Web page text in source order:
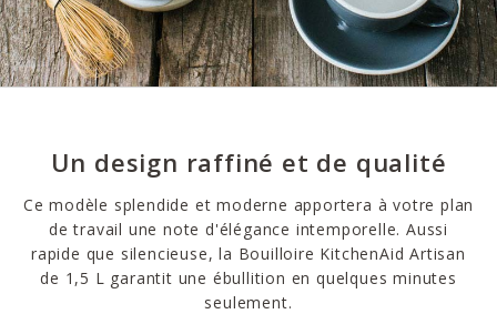
Un design raffiné et de qualité
Ce modèle splendide et moderne apportera à votre plan
de travail une note d'élégance intemporelle. Aussi
rapide que silencieuse, la Bouilloire KitchenAid Artisan
de 1,5 L garantit une ébullition en quelques minutes
seulement.